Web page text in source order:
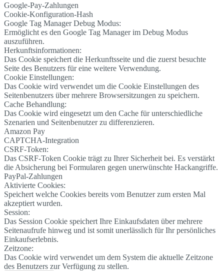
Google-Pay-Zahlungen
Cookie-Konfiguration-Hash
Google Tag Manager Debug Modus:
Ermöglicht es den Google Tag Manager im Debug Modus
auszuführen.
Herkunftsinformationen:
Das Cookie speichert die Herkunftsseite und die zuerst besuchte
Seite des Benutzers für eine weitere Verwendung.
Cookie Einstellungen:
Das Cookie wird verwendet um die Cookie Einstellungen des
Seitenbenutzers über mehrere Browsersitzungen zu speichern.
Cache Behandlung:
Das Cookie wird eingesetzt um den Cache für unterschiedliche
Szenarien und Seitenbenutzer zu differenzieren.
Amazon Pay
CAPTCHA-Integration
CSRF-Token:
Das CSRF-Token Cookie trägt zu Ihrer Sicherheit bei. Es verstärkt
die Absicherung bei Formularen gegen unerwünschte Hackangriffe.
PayPal-Zahlungen
Aktivierte Cookies:
Speichert welche Cookies bereits vom Benutzer zum ersten Mal
akzeptiert wurden.
Session:
Das Session Cookie speichert Ihre Einkaufsdaten über mehrere
Seitenaufrufe hinweg und ist somit unerlässlich für Ihr persönliches
Einkaufserlebnis.
Zeitzone:
Das Cookie wird verwendet um dem System die aktuelle Zeitzone
des Benutzers zur Verfügung zu stellen.